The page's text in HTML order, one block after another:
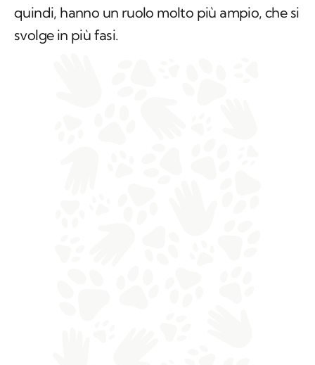
quindi, hanno un ruolo molto più ampio, che si
svolge in più fasi.